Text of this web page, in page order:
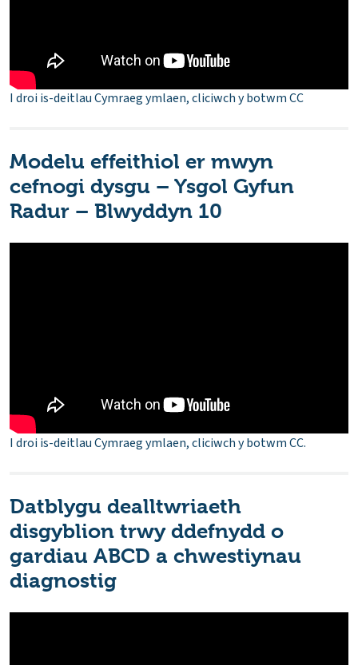
I droi is-deitlau Cymraeg ymlaen, cliciwch y botwm CC
Modelu effeithiol er mwyn
cefnogi dysgu – Ysgol Gyfun
Radur – Blwyddyn 10
I droi is-deitlau Cymraeg ymlaen, cliciwch y botwm CC.
Datblygu dealltwriaeth
disgyblion trwy ddefnydd o
gardiau ABCD a chwestiynau
diagnostig